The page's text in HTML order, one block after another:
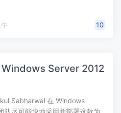
上午 10
Windows Server 2012
Sabharwal 在 Windows
队尽可能快地采用并部署这款为